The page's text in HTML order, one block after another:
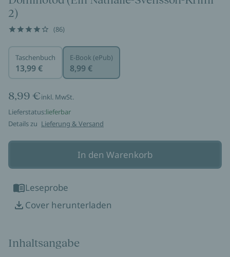
2)
(86)
Taschenbuch
13,99 €
E-Book (ePub)
8,99 €
8,99 €inkl. MwSt.
Lieferstatus:lieferbar
Details zu Lieferung & Versand
In den Warenkorb
Leseprobe
Cover herunterladen
Inhaltsangabe